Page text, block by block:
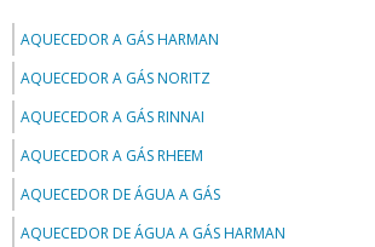
AQUECEDOR A GÁS HARMAN
AQUECEDOR A GÁS NORITZ
AQUECEDOR A GÁS RINNAI
AQUECEDOR A GÁS RHEEM
AQUECEDOR DE ÁGUA A GÁS
AQUECEDOR DE ÁGUA A GÁS HARMAN